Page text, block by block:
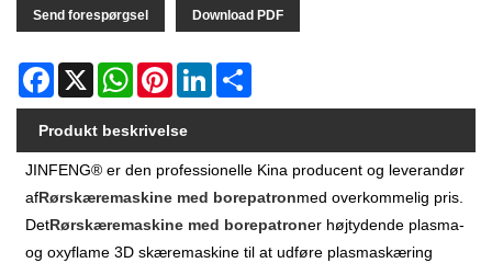
Send forespørgsel Download PDF
Facebook
X WhatsAppPinterestLinkedIn
Produkt beskrivelse
JINFENG® er den professionelle Kina producent og leverandør
afRørskæremaskine med borepatronmed overkommelig pris.
DetRørskæremaskine med borepatroner højtydende plasma-
og oxyflame 3D skæremaskine til at udføre plasmaskæring